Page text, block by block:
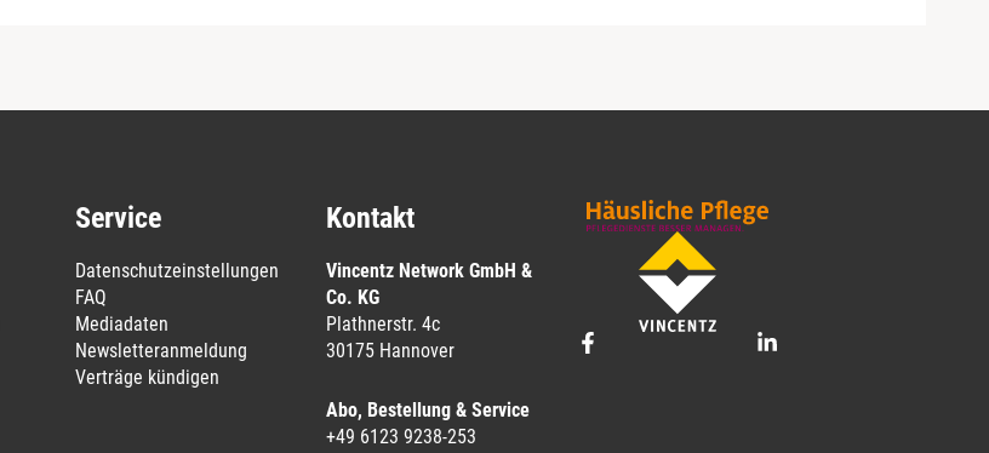
Service
Datenschutzeinstellungen
FAQ
Mediadaten
Newsletteranmeldung
Verträge kündigen
Kontakt
Vincentz Network GmbH &
Co. KG
Plathnerstr. 4c
30175 Hannover
Abo, Bestellung & Service
+49 6123 9238-253